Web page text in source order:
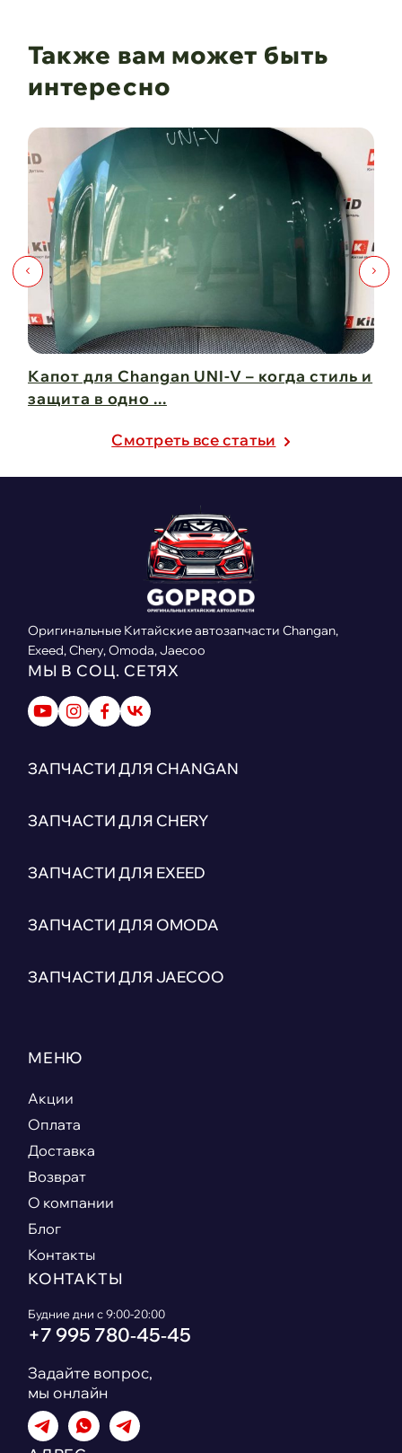
Также вам может быть
интересно
Капот для Changan UNI-V – когда стиль и
защита в одно ...
Cмотреть все статьи
Оригинальные Китайские автозапчасти Changan,
Exeed, Chery, Omoda, Jaecoo
МЫ В СОЦ. СЕТЯХ
ЗАПЧАСТИ ДЛЯ CHANGAN
ЗАПЧАСТИ ДЛЯ CHERY
ЗАПЧАСТИ ДЛЯ EXEED
ЗАПЧАСТИ ДЛЯ OMODA
ЗАПЧАСТИ ДЛЯ JAECOO
МЕНЮ
Акции
Оплата
Доставка
Возврат
О компании
Блог
Контакты
КОНТАКТЫ
Будние дни с 9:00-20:00
+7 995 780‑45‑45
Задайте вопрос,
мы онлайн